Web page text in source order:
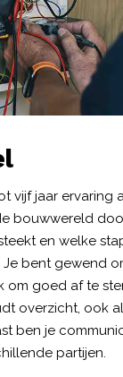
vijf jaar ervaring
bouwwereld
en welke
bent gewend
om goed af te
overzicht, ook
ben je
partijen.